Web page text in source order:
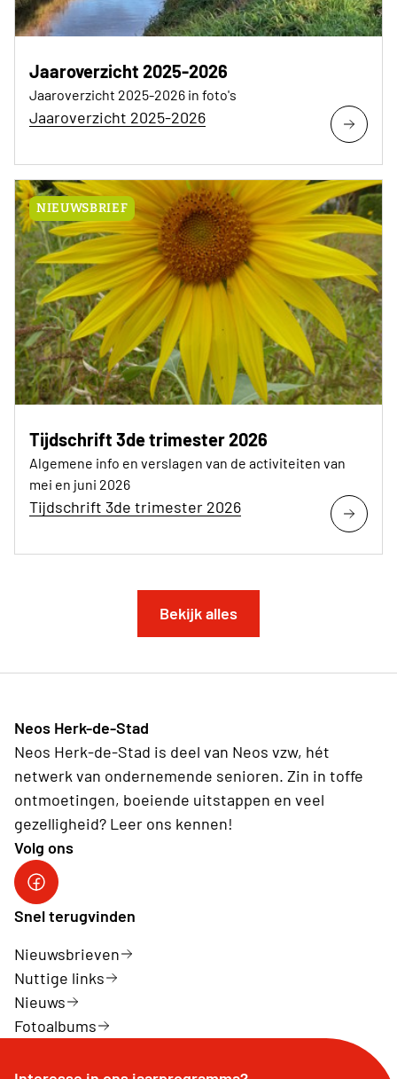
Jaaroverzicht 2025-2026
Jaaroverzicht 2025-2026 in foto's
Jaaroverzicht 2025-2026
NIEUWSBRIEF
Tijdschrift 3de trimester 2026
Algemene info en verslagen van de activiteiten van
mei en juni 2026
Tijdschrift 3de trimester 2026
Bekijk alles
Neos Herk-de-Stad
Neos Herk-de-Stad is deel van Neos vzw, hét
netwerk van ondernemende senioren. Zin in toffe
ontmoetingen, boeiende uitstappen en veel
gezelligheid? Leer ons kennen!
Volg ons
Facebook Herk-de-Stad
Snel terugvinden
Nieuwsbrieven
Nuttige links
Nieuws
Fotoalbums